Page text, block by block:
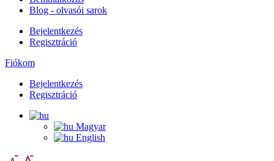
Blog - olvasói sarok
Bejelentkezés
Regisztráció
Fiókom
Bejelentkezés
Regisztráció
Magyar
English